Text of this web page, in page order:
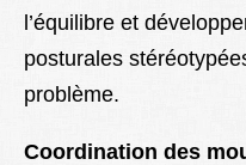
l’équilibre et
posturales
problème.
Coordination des